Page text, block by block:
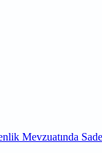
Mevzuatında